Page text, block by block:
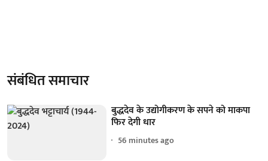
संबंधित समाचार
बुद्धदेव के उद्योगीकरण के सपने को माकपा
फिर देगी धार
56 minutes ago